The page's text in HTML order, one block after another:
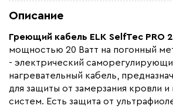
Для
Монтаж
Толщина (мм)
Страна производства
Описание
Греющий кабель ELK SelfTec PRO
мощностью 20 Ватт на погонный
- электрический
нагревательный кабель,
для защиты от замерзания кровли
систем. Есть защита от